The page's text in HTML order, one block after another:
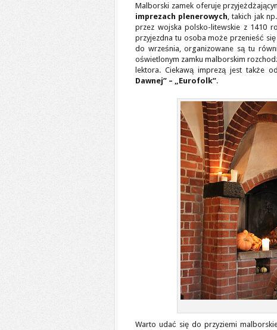
Malborski zamek oferuje
imprezach plenerowych, takich jak np.
przez wojska polsko-litewskie z 1410
przyjezdna tu osoba może przenieść
do września, organizowane są tu
oświetlonym zamku malborskim
lektora. Ciekawą imprezą jest także
Dawnej” – „Eurofolk”.
Warto udać się do przyziemi